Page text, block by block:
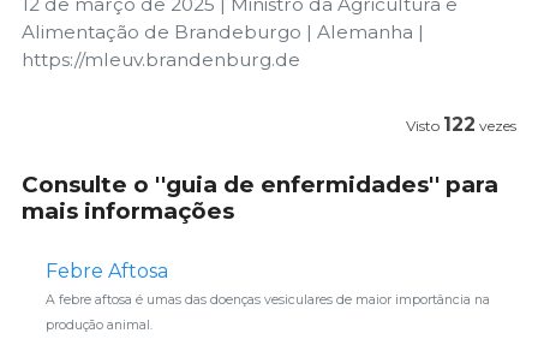
Alimentação de Brandeburgo | Alemanha |
https://mleuv.brandenburg.de
Visto 122 vezes
Consulte o ''guia de enfermidades'' para
mais informações
Febre Aftosa
A febre aftosa é umas das doenças vesiculares de maior importância na
produção animal.